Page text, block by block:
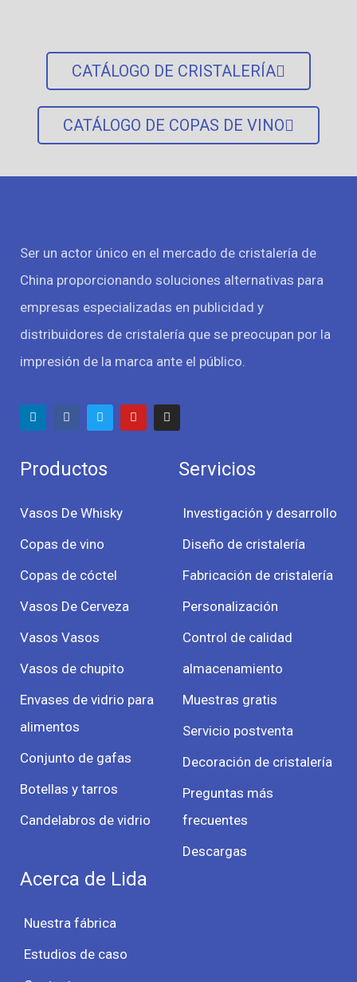
CATÁLOGO DE CRISTALERÍA
CATÁLOGO DE COPAS DE VINO
Ser un actor único en el mercado de cristalería de
China proporcionando soluciones alternativas para
empresas especializadas en publicidad y
distribuidores de cristalería que se preocupan por la
impresión de la marca ante el público.
Productos
Vasos De Whisky
Copas de vino
Copas de cóctel
Vasos De Cerveza
Vasos Vasos
Vasos de chupito
Envases de vidrio para
alimentos
Conjunto de gafas
Botellas y tarros
Candelabros de vidrio
Servicios
Investigación y desarrollo
Diseño de cristalería
Fabricación de cristalería
Personalización
Control de calidad
almacenamiento
Muestras gratis
Servicio postventa
Decoración de cristalería
Preguntas más
frecuentes
Descargas
Acerca de Lida
Nuestra fábrica
Estudios de caso